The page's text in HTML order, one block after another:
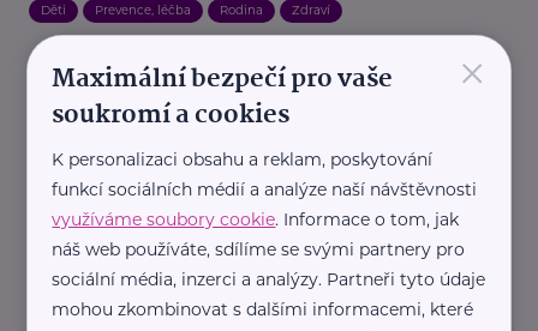
Děti Prevence, léčba Rodina Zdraví
Liberecký kraj
Puntíkový den už pošesté opuntíkuje Česko na
podporu lidí s lupénkou. Chystá i soutěž pro školy
×
Maximální bezpečí pro vaše
soukromí a cookies
K personalizaci obsahu a reklam, poskytování
funkcí sociálních médií a analýze naší návštěvnosti
využíváme soubory cookie. Informace o tom, jak
náš web používáte, sdílíme se svými partnery pro
sociální média, inzerci a analýzy. Partneři tyto údaje
mohou zkombinovat s dalšími informacemi, které